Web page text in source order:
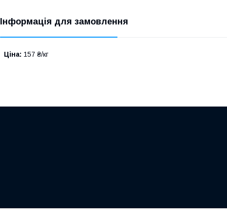
Інформація для замовлення
Ціна: 157 ₴/кг